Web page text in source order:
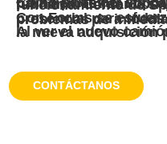
Como parte del soporte técnico de Con Forms, enviamos a nuestro especialista técnico de
Con Forms se esfuerza por ofrecer productos de la más alta calidad con un soporte inigualable. Ofrecemos capacitación presencial para todas nuestras unidades Spider Placer y ahora contamos con una línea de soporte las 24 horas
Al ver el nuevo camión del propietario Hank Modena, creo que se
CONTÁCTANOS